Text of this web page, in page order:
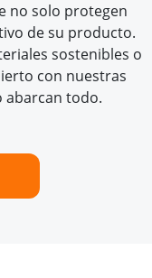
no solo protegen
de su producto.
sostenibles o
con nuestras
abarcan todo.